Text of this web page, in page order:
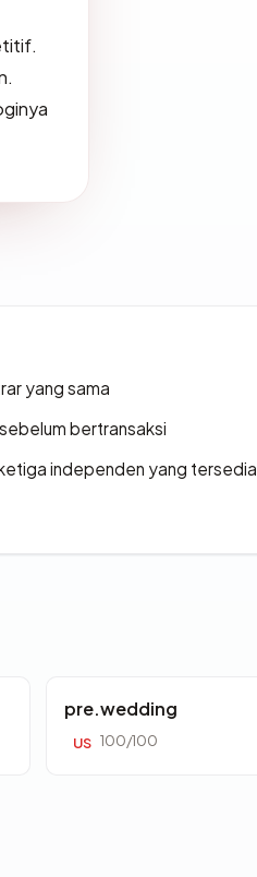
yang sama
bertransaksi
independen yang tersedia
pre.wedding
US 100/100